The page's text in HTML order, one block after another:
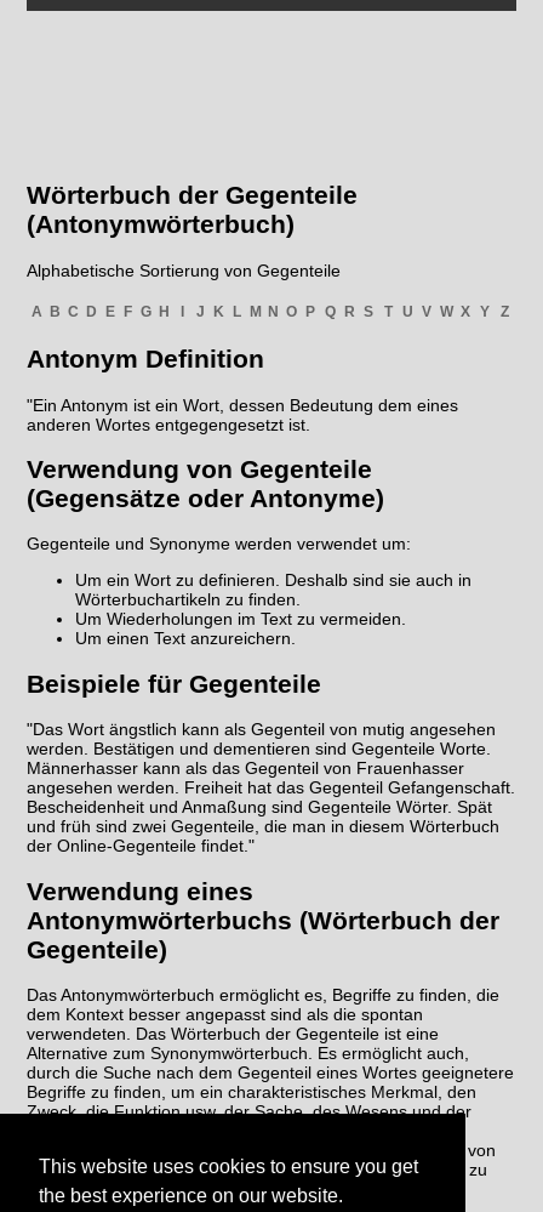
This website uses cookies to ensure you get
the best experience on our website.
Wörterbuch der Gegenteile
(Antonymwörterbuch)
Alphabetische Sortierung von Gegenteile
A B C D E F G H I J K L M N O P Q R S T U V W X Y Z
Antonym Definition
"Ein Antonym ist ein Wort, dessen Bedeutung dem eines
anderen Wortes entgegengesetzt ist.
Verwendung von Gegenteile
(Gegensätze oder Antonyme)
Gegenteile und Synonyme werden verwendet um:
Um ein Wort zu definieren. Deshalb sind sie auch in
Wörterbuchartikeln zu finden.
Um Wiederholungen im Text zu vermeiden.
Um einen Text anzureichern.
Beispiele für Gegenteile
"Das Wort ängstlich kann als Gegenteil von mutig angesehen
werden. Bestätigen und dementieren sind Gegenteile Worte.
Männerhasser kann als das Gegenteil von Frauenhasser
angesehen werden. Freiheit hat das Gegenteil Gefangenschaft.
Bescheidenheit und Anmaßung sind Gegenteile Wörter. Spät
und früh sind zwei Gegenteile, die man in diesem Wörterbuch
der Online-Gegenteile findet."
Verwendung eines
Antonymwörterbuchs (Wörterbuch der
Gegenteile)
Das Antonymwörterbuch ermöglicht es, Begriffe zu finden, die
dem Kontext besser angepasst sind als die spontan
verwendeten. Das Wörterbuch der Gegenteile ist eine
Alternative zum Synonymwörterbuch. Es ermöglicht auch,
durch die Suche nach dem Gegenteil eines Wortes geeignetere
Begriffe zu finden, um ein charakteristisches Merkmal, den
Zweck, die Funktion usw. der Sache, des Wesens und der
Wörterbuch ermöglicht es schließlich, eine Wiederholung von
Wörtern im selben Text zu vermeiden, um den Schreibstil zu
verbessern.